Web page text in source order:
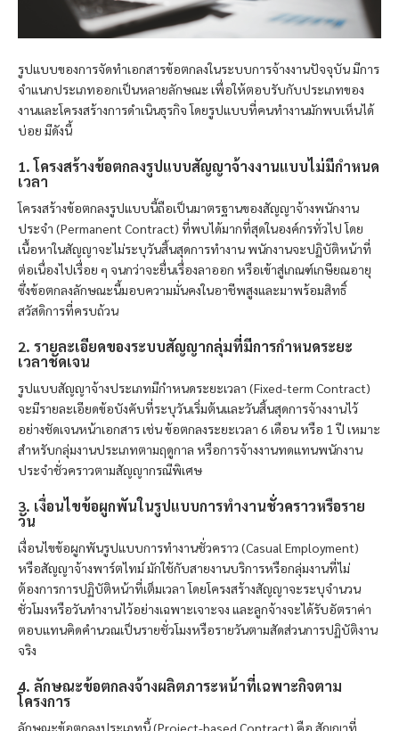
รูปแบบของการจัดทำเอกสารข้อตกลงในระบบการจ้างงานปัจจุบัน มีการ
จำแนกประเภทออกเป็นหลายลักษณะ เพื่อให้ตอบรับกับประเภทของ
งานและโครงสร้างการดำเนินธุรกิจ โดยรูปแบบที่คนทำงานมักพบเห็นได้
บ่อย มีดังนี้
1. โครงสร้างข้อตกลงรูปแบบสัญญาจ้างงานแบบไม่มีกำหนด
เวลา
โครงสร้างข้อตกลงรูปแบบนี้ถือเป็นมาตรฐานของสัญญาจ้างพนักงาน
ประจำ (Permanent Contract) ที่พบได้มากที่สุดในองค์กรทั่วไป โดย
เนื้อหาในสัญญาจะไม่ระบุวันสิ้นสุดการทำงาน พนักงานจะปฏิบัติหน้าที่
ต่อเนื่องไปเรื่อย ๆ จนกว่าจะยื่นเรื่องลาออก หรือเข้าสู่เกณฑ์เกษียณอายุ
ซึ่งข้อตกลงลักษณะนี้มอบความมั่นคงในอาชีพสูงและมาพร้อมสิทธิ์
สวัสดิการที่ครบถ้วน
2. รายละเอียดของระบบสัญญากลุ่มที่มีการกำหนดระยะ
เวลาชัดเจน
รูปแบบสัญญาจ้างประเภทมีกำหนดระยะเวลา (Fixed-term Contract)
จะมีรายละเอียดข้อบังคับที่ระบุวันเริ่มต้นและวันสิ้นสุดการจ้างงานไว้
อย่างชัดเจนหน้าเอกสาร เช่น ข้อตกลงระยะเวลา 6 เดือน หรือ 1 ปี เหมาะ
สำหรับกลุ่มงานประเภทตามฤดูกาล หรือการจ้างงานทดแทนพนักงาน
ประจำชั่วคราวตามสัญญากรณีพิเศษ
3. เงื่อนไขข้อผูกพันในรูปแบบการทำงานชั่วคราวหรือราย
วัน
เงื่อนไขข้อผูกพันรูปแบบการทำงานชั่วคราว (Casual Employment)
หรือสัญญาจ้างพาร์ตไทม์ มักใช้กับสายงานบริการหรือกลุ่มงานที่ไม่
ต้องการการปฏิบัติหน้าที่เต็มเวลา โดยโครงสร้างสัญญาจะระบุจำนวน
ชั่วโมงหรือวันทำงานไว้อย่างเฉพาะเจาะจง และลูกจ้างจะได้รับอัตราค่า
ตอบแทนคิดคำนวณเป็นรายชั่วโมงหรือรายวันตามสัดส่วนการปฏิบัติงาน
จริง
4. ลักษณะข้อตกลงจ้างผลิตภาระหน้าที่เฉพาะกิจตาม
โครงการ
ลักษณะข้อตกลงประเภทนี้ (Project-based Contract) คือ สัญญาที่